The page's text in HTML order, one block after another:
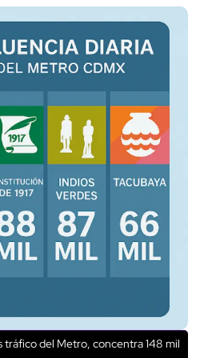
tráfico del Metro, concentra 148 mil